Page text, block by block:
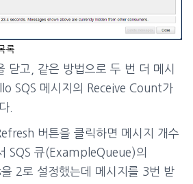
록
닫고, 같은 방법으로 두 번 더 메시
SQS 메시지의 Receive Count가
.
버튼을 클릭하면 메시지 개수
SQS 큐(ExampleQueue)의
2로 설정했는데 메시지를 3번 받